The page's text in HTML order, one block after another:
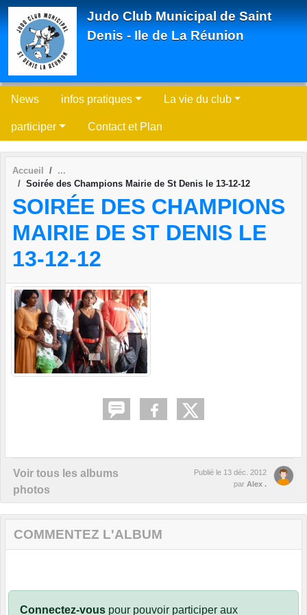
Judo Club Municipal de Saint
Denis - Ile de La Réunion
News infos pratiques La vie du club
participer Contact et Plan
Accueil
Soirée des Champions Mairie de St Denis le 13-12-12
SOIRÉE DES CHAMPIONS
MAIRIE DE ST DENIS LE
13-12-12
Voir tous les albums
photos
Publié le 13 déc. 2012
par Alex .
COMMENTEZ L'ALBUM
Connectez-vous pour pouvoir participer aux
Panneau de gestion des cookies